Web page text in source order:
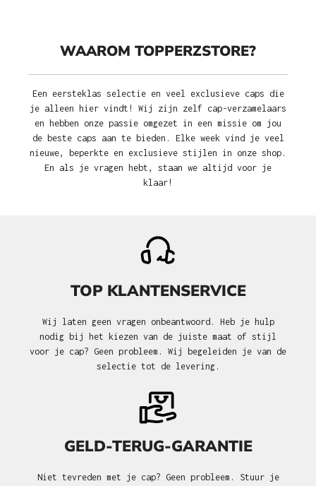
WAAROM TOPPERZSTORE?
Een eersteklas selectie en veel exclusieve caps die
je alleen hier vindt! Wij zijn zelf cap-verzamelaars
en hebben onze passie omgezet in een missie om jou
de beste caps aan te bieden. Elke week vind je veel
nieuwe, beperkte en exclusieve stijlen in onze shop.
En als je vragen hebt, staan we altijd voor je
klaar!
TOP KLANTENSERVICE
Wij laten geen vragen onbeantwoord. Heb je hulp
nodig bij het kiezen van de juiste maat of stijl
voor je cap? Geen probleem. Wij begeleiden je van de
selectie tot de levering.
GELD-TERUG-GARANTIE
Niet tevreden met je cap? Geen probleem. Stuur je